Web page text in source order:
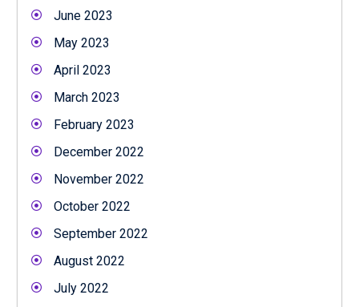
June 2023
May 2023
April 2023
March 2023
February 2023
December 2022
November 2022
October 2022
September 2022
August 2022
July 2022